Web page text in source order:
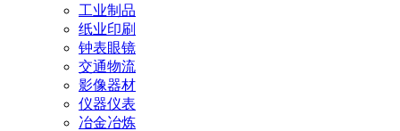
工业制品
纸业印刷
钟表眼镜
交通物流
影像器材
仪器仪表
冶金冶炼